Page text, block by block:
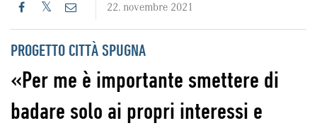
22. novembre 2021
PROGETTO CITTÀ SPUGNA
«Per me è importante smettere di
badare solo ai propri interessi e